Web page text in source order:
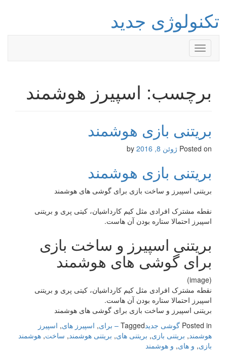
تکنولوژی جدید
Toggle
navigation
برچسب: اسپیرز هوشمند
بریتنی بازی هوشمند
Posted on ژوئن 8, 2016
بریتنی بازی هوشمند
بریتنی اسپیرز و ساخت بازی برای گوشی های هوشمند
نقطه مشترک افرادی مثل کیم کارداشیان، کیتی پری و بریتنی
اسپیرز احتمالا ستاره بودن آن هاست.
بریتنی اسپیرز و ساخت بازی
برای گوشی های هوشمند
(image)
نقطه مشترک افرادی مثل کیم کارداشیان، کیتی پری و بریتنی
اسپیرز احتمالا ستاره بودن آن هاست.
بریتنی اسپیرز و ساخت بازی برای گوشی های هوشمند
Posted in گوشی جدیدTagged – برای, اسپیرز های, اسپیرز
هوشمند, بریتنی بازی, بریتنی های, بریتنی هوشمند, ساخت, هوشمند
بازی, و های, و هوشمند